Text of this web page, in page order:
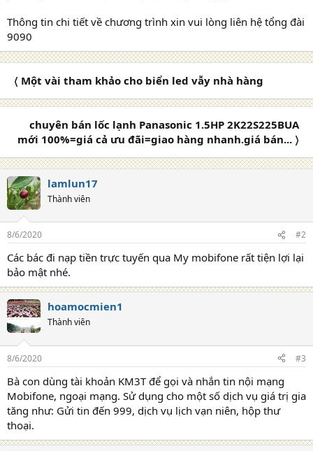
Thông tin chi tiết về chương trình xin vui lòng liên hệ tổng đài
9090
〈 Một vài tham khảo cho biển led vẫy nhà hàng
chuyên bán lốc lạnh Panasonic 1.5HP 2K22S225BUA
mới 100%=giá cả ưu đãi=giao hàng nhanh.giá bán... 〉
lamlun17
Thành viên
8/6/2020 #2
Các bác đi nạp tiền trực tuyến qua My mobifone rất tiện lợi lại
bảo mật nhé.
hoamocmien1
Thành viên
8/6/2020 #3
Bà con dùng tài khoản KM3T để gọi và nhắn tin nội mạng
Mobifone, ngoại mạng. Sử dụng cho một số dịch vụ giá trị gia
tăng như: Gửi tin đến 999, dịch vụ lịch vạn niên, hộp thư
thoại.